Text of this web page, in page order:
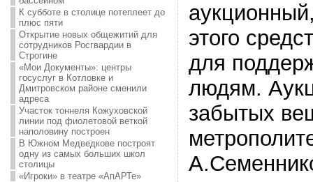
К субботе в столице потеплеет до
плюс пяти
Открытие новых общежитий для
сотрудников Росгвардии в
Строгине
«Мои Документы»: центры
госуслуг в Котловке и
Дмитровском районе сменили
адреса
Участок тоннеля Кожуховской
линии под фиолетовой веткой
наполовину построен
В Южном Медведкове построят
одну из самых больших школ
столицы
«Игроки» в театре «АпАРТе»
этого
для
людям.
забытых